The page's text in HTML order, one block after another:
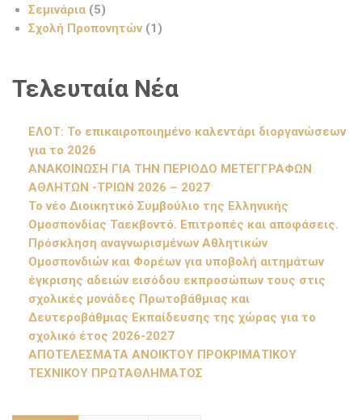
Σεμινάρια (5)
Σχολή Προπονητών (1)
Τελευταία Νέα
ΕΛΟΤ: Το επικαιροποιημένο καλεντάρι διοργανώσεων
για το 2026
ΑΝΑΚΟΙΝΩΣΗ ΓΙΑ ΤΗΝ ΠΕΡΙΟΔΟ ΜΕΤΕΓΓΡΑΦΩΝ
ΑΘΛΗΤΩΝ -ΤΡΙΩΝ 2026 – 2027
Το νέο Διοικητικό Συμβούλιο της Ελληνικής
Ομοσπονδίας Ταεκβοντό. Επιτροπές και αποφάσεις.
Πρόσκληση αναγνωρισμένων Αθλητικών
Ομοσπονδιών και Φορέων για υποβολή αιτημάτων
έγκρισης αδειών εισόδου εκπροσώπων τους στις
σχολικές μονάδες Πρωτοβάθμιας και
Δευτεροβάθμιας Εκπαίδευσης της χώρας για το
σχολικό έτος 2026-2027
ΑΠΟΤΕΛΕΣΜΑΤΑ ΑΝΟΙΚΤΟΥ ΠΡΟΚΡΙΜΑΤΙΚΟΥ
ΤΕΧΝΙΚΟΥ ΠΡΩΤΑΘΛΗΜΑΤΟΣ